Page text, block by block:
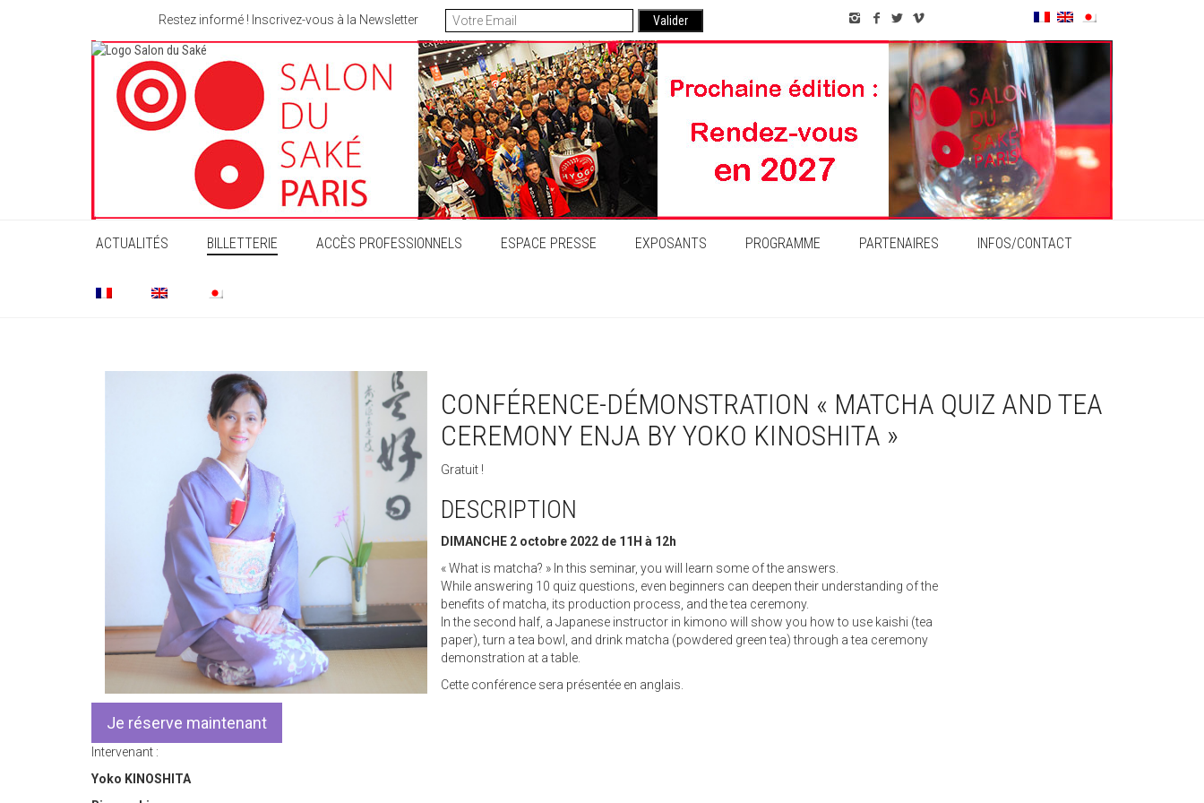
Restez informé ! Inscrivez-vous à la Newsletter
ACTUALITÉS BILLETTERIE ACCÈS PROFESSIONNELS ESPACE PRESSE EXPOSANTS PROGRAMME PARTENAIRES INFOS/CONTACT
CONFÉRENCE-DÉMONSTRATION « MATCHA QUIZ AND TEA
CEREMONY ENJA BY YOKO KINOSHITA »
Gratuit !
DESCRIPTION
DIMANCHE 2 octobre 2022 de 11H à 12h
« What is matcha? » In this seminar, you will learn some of the answers.
While answering 10 quiz questions, even beginners can deepen their understanding of the
benefits of matcha, its production process, and the tea ceremony.
In the second half, a Japanese instructor in kimono will show you how to use kaishi (tea
paper), turn a tea bowl, and drink matcha (powdered green tea) through a tea ceremony
demonstration at a table.
Cette conférence sera présentée en anglais.
Je réserve maintenant
Intervenant :
Yoko KINOSHITA